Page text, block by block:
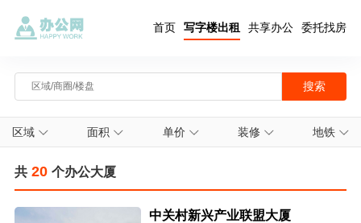
首页 写字楼出租 共享办公 委托找房
区域 面积 单价 装修 地铁
共 20 个办公大厦
中关村新兴产业联盟大厦